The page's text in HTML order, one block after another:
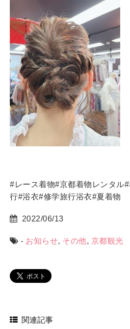
#レース着物#京都着物レンタル
行#浴衣#修学旅行浴衣#夏着物
2022/06/13
- お知らせ, その他, 京都観光
関連記事